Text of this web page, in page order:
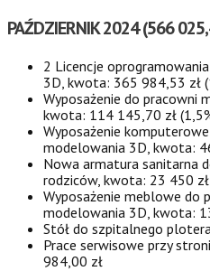
PAŹDZIERNIK 2024 (566
2 Licencje
3D, kwota: 365 984,53 zł
Wyposażenie do pracowni
kwota: 114 145,70 zł
Wyposażenie
modelowania 3D, kwota:
Nowa armatura sanitarna
rodziców, kwota: 23 450 zł
Wyposażenie meblowe do
modelowania 3D, kwota:
Stół do szpitalnego
Prace serwisowe przy
984,00 zł